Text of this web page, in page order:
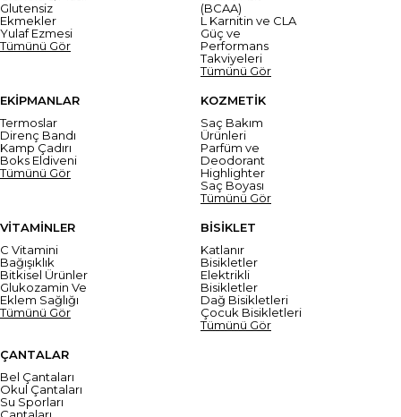
Glutensiz
Ekmekler
Yulaf Ezmesi
Tümünü Gör
(BCAA)
L Karnitin ve CLA
Güç ve
Performans
Takviyeleri
Tümünü Gör
EKİPMANLAR
Termoslar
Direnç Bandı
Kamp Çadırı
Boks Eldiveni
Tümünü Gör
KOZMETİK
Saç Bakım
Ürünleri
Parfüm ve
Deodorant
Highlighter
Saç Boyası
Tümünü Gör
VİTAMİNLER
C Vitamini
Bağışıklık
Bitkisel Ürünler
Glukozamin Ve
Eklem Sağlığı
Tümünü Gör
BİSİKLET
Katlanır
Bisikletler
Elektrikli
Bisikletler
Dağ Bisikletleri
Çocuk Bisikletleri
Tümünü Gör
ÇANTALAR
Bel Çantaları
Okul Çantaları
Su Sporları